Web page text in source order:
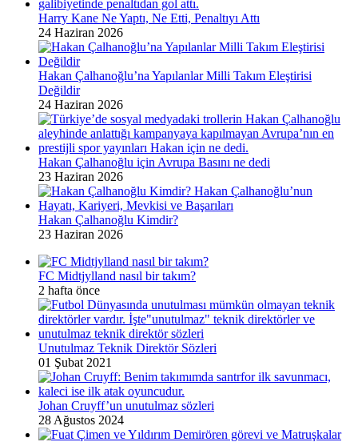
Harry Kane Ne Yaptı, Ne Etti, Penaltıyı Attı
24 Haziran 2026
Hakan Çalhanoğlu’na Yapılanlar Milli Takım Eleştirisi
Değildir
24 Haziran 2026
Hakan Çalhanoğlu için Avrupa Basını ne dedi
23 Haziran 2026
Hakan Çalhanoğlu Kimdir?
23 Haziran 2026
FC Midtjylland nasıl bir takım?
2 hafta önce
Unutulmaz Teknik Direktör Sözleri
01 Şubat 2021
Johan Cruyff’un unutulmaz sözleri
28 Ağustos 2024